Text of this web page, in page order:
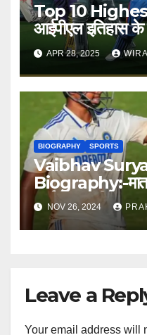
Top 10
आईपीएल इतिहास
APR 28, 2025
BIOGRAPHY SPORTS
Vaibhav
Biography:-
आईपीएल में बिका 1
NOV 26, 2024
Leave a
Your email address will